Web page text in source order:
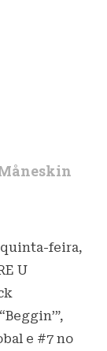
feira,
U
e #7 no